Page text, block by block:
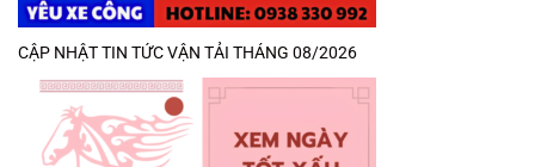
CẬP NHẬT TIN TỨC VẬN TẢI THÁNG 08/2026